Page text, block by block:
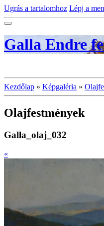
Ugrás a tartalomhoz Lépj a
Galla Endre
Kezdőlap » Képgaléria »
Olajfestmények
Galla_olaj_032
«